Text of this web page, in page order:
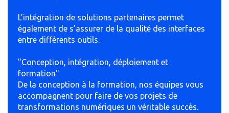
L’intégration de solutions partenaires permet
également de s’assurer de la qualité des interfaces
entre différents outils.
"Conception, intégration, déploiement et
formation"
De la conception à la formation, nos équipes vous
accompagnent pour faire de vos projets de
transformations numériques un véritable succès.